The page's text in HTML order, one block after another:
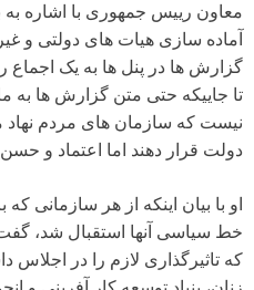
معاون رییس جمهوری با اشاره
آماده سازی هیات های دولتی و
گزارش ها در پنل ها به یک اجماع
تا جاییکه حتی متن گزارش ها به
نیست که سازمان های مردم نهاد
دولت قرار دهند اما اعتماد و
او با بیان اینکه از هر سازمانی
خط سیاسی آنها استقبال شد،
که تاثیرگذاری لازم را در